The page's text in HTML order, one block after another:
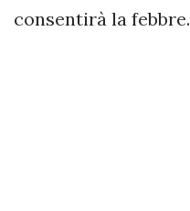
consentirà la febbre.